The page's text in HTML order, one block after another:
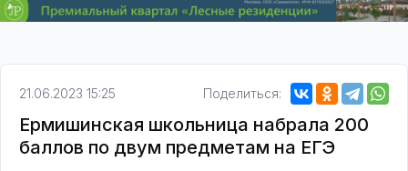
21.06.2023 15:25 Поделиться:
Ермишинская школьница набрала 200
баллов по двум предметам на ЕГЭ